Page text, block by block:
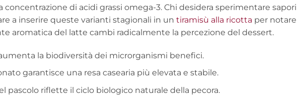
concentrazione di acidi grassi omega-3. Chi desidera sperimentare sapori
a inserire queste varianti stagionali in un tiramisù alla ricotta per notare
aromatica del latte cambi radicalmente la percezione del dessert.
la biodiversità dei microrganismi benefici.
garantisce una resa casearia più elevata e stabile.
pascolo riflette il ciclo biologico naturale della pecora.